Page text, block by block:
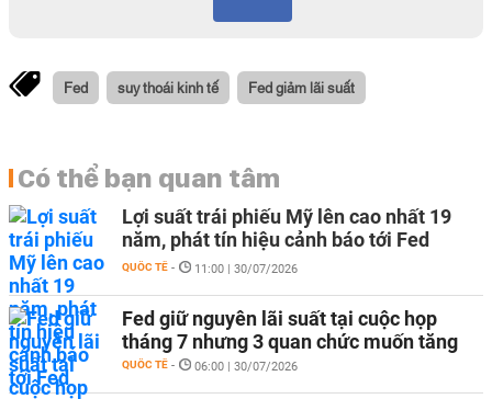
Fed suy thoái kinh tế Fed giảm lãi suất
Có thể bạn quan tâm
Lợi suất trái phiếu Mỹ lên cao nhất 19
năm, phát tín hiệu cảnh báo tới Fed
QUỐC TẾ - 11:00 | 30/07/2026
Fed giữ nguyên lãi suất tại cuộc họp
tháng 7 nhưng 3 quan chức muốn tăng
QUỐC TẾ - 06:00 | 30/07/2026